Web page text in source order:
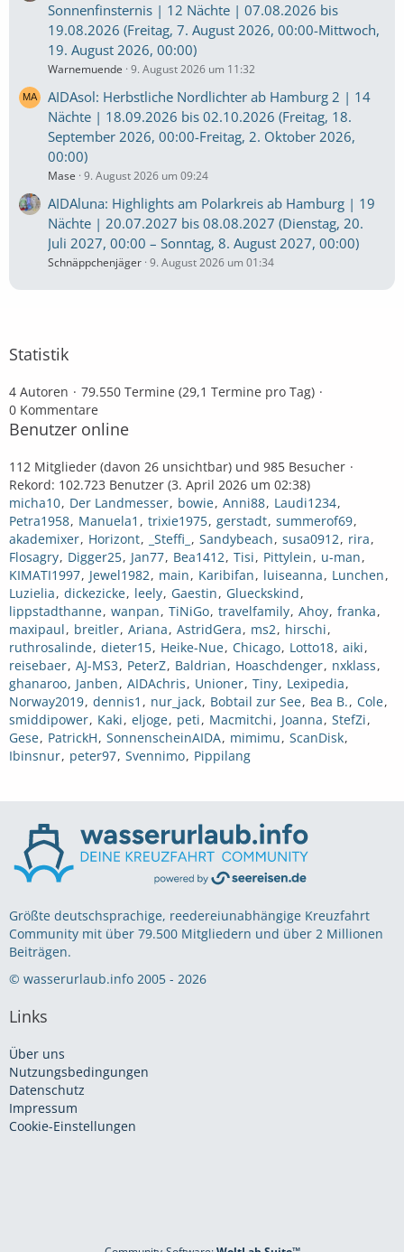
Sonnenfinsternis | 12 Nächte | 07.08.2026 bis
19.08.2026 (Freitag, 7. August 2026, 00:00-Mittwoch,
19. August 2026, 00:00)
Warnemuende 9. August 2026 um 11:32
AIDAsol: Herbstliche Nordlichter ab Hamburg 2 | 14
Nächte | 18.09.2026 bis 02.10.2026 (Freitag, 18.
September 2026, 00:00-Freitag, 2. Oktober 2026,
00:00)
Mase 9. August 2026 um 09:24
AIDAluna: Highlights am Polarkreis ab Hamburg | 19
Nächte | 20.07.2027 bis 08.08.2027 (Dienstag, 20.
Juli 2027, 00:00 – Sonntag, 8. August 2027, 00:00)
Schnäppchenjäger 9. August 2026 um 01:34
Statistik
4 Autoren
79.550 Termine (29,1 Termine pro Tag)
0 Kommentare
Benutzer online
112 Mitglieder (davon 26 unsichtbar) und 985 Besucher
Rekord: 102.723 Benutzer (3. April 2026 um 02:38)
micha10 Der Landmesser bowie Anni88 Laudi1234
Petra1958 Manuela1 trixie1975 gerstadt summerof69
akademixer Horizont _Steffi_ Sandybeach susa0912 rira
Flosagry Digger25 Jan77 Bea1412 Tisi Pittylein
u-man
KIMATI1997 Jewel1982 main Karibifan luiseanna
Lunchen
Luzielia dickezicke leely Gaestin
Glueckskind
lippstadthanne wanpan TiNiGo travelfamily Ahoy franka
maxipaul
breitler Ariana AstridGera ms2 hirschi
ruthrosalinde dieter15 Heike-Nue Chicago Lotto18 aiki
reisebaer AJ-MS3 PeterZ Baldrian Hoaschdenger nxklass
ghanaroo Janben AIDAchris Unioner Tiny Lexipedia
Norway2019 dennis1 nur_jack Bobtail zur See Bea B. Cole
smiddipower Kaki eljoge peti Macmitchi Joanna StefZi
Gese PatrickH SonnenscheinAIDA mimimu ScanDisk
Ibinsnur peter97 Svennimo Pippilang
Größte deutschsprachige, reedereiunabhängige Kreuzfahrt
Community mit über 79.500 Mitgliedern und über 2 Millionen
Beiträgen.
© wasserurlaub.info 2005 - 2026
Links
Über uns
Nutzungsbedingungen
Datenschutz
Impressum
Cookie-Einstellungen